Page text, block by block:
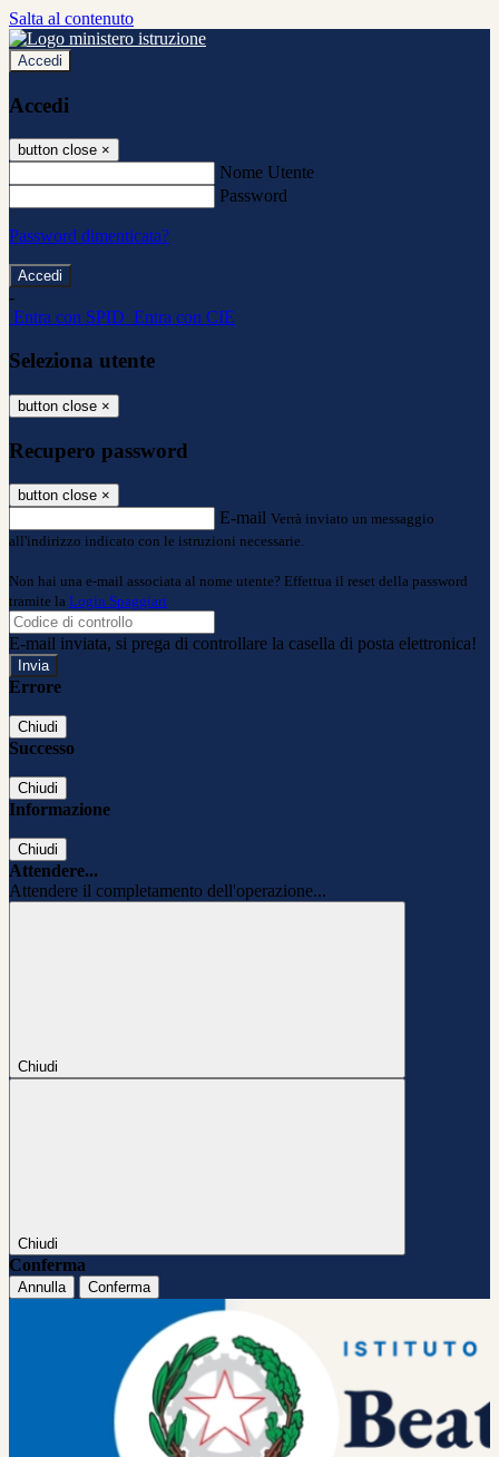
Salta al contenuto
Accedi
Accedi
button close ×
Nome Utente
Password
Password dimenticata?
-
Entra con SPID Entra con CIE
Seleziona utente
button close ×
Recupero password
button close ×
E-mail Verrà inviato un messaggio
all'indirizzo indicato con le istruzioni necessarie.
Non hai una e-mail associata al nome utente? Effettua il reset della password
tramite la Login Spaggiari
E-mail inviata, si prega di controllare la casella di posta elettronica!
Errore
Chiudi
Successo
Chiudi
Informazione
Chiudi
Attendere...
Attendere il completamento dell'operazione...
Chiudi
Chiudi
Conferma
Annulla Conferma